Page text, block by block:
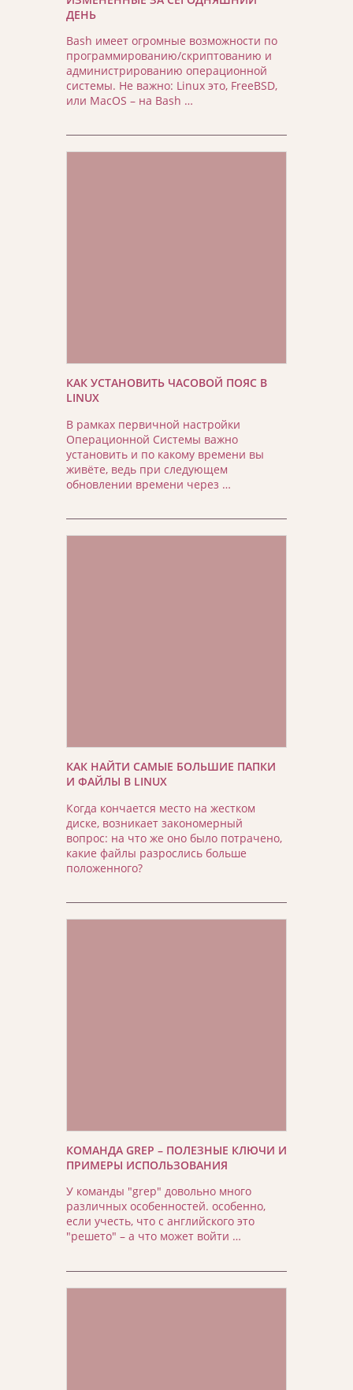
ДЕНЬ
Bash имеет огромные возможности по
программированию/скриптованию и
администрированию операционной
системы. Не важно: Linux это, FreeBSD,
или MacOS – на Bash …
КАК УСТАНОВИТЬ ЧАСОВОЙ ПОЯС В
LINUX
В рамках первичной настройки
Операционной Системы важно
установить и по какому времени вы
живёте, ведь при следующем
обновлении времени через …
КАК НАЙТИ САМЫЕ БОЛЬШИЕ ПАПКИ
И ФАЙЛЫ В LINUX
Когда кончается место на жестком
диске, возникает закономерный
вопрос: на что же оно было потрачено,
какие файлы разрослись больше
положенного?
КОМАНДА GREP – ПОЛЕЗНЫЕ КЛЮЧИ И
ПРИМЕРЫ ИСПОЛЬЗОВАНИЯ
У команды "grep" довольно много
различных особенностей. особенно,
если учесть, что с английского это
"решето" – а что может войти …